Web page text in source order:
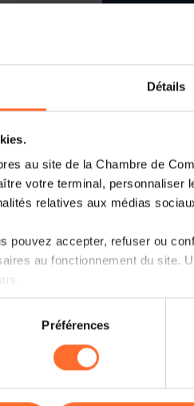
Détails
au site de la Chambre de
votre terminal, personnaliser
relatives aux médias
pouvez accepter, refuser ou
au fonctionnement du site.
le site et certaines
ou des cookies non nécessaires.
Préférences
Le ministère
territoire
de la part
Ouvert à
budget
charge pour